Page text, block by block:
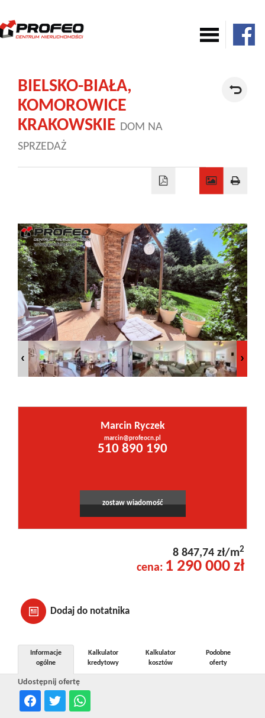
Nowe
Inwestycje
PROMOCJE
WYŁĄCZNOŚĆ
Kontakt
BIELSKO-BIAŁA,
KOMOROWICE
KRAKOWSKIE DOM NA
SPRZEDAŻ
Marcin Ryczek
marcin@profeocn.pl
510 890 190
zostaw wiadomość
8 847,74 zł/m2
cena: 1 290 000 zł
Dodaj do notatnika
Udostępnij ofertę
Informacje
ogólne
Kalkulator
kredytowy
Kalkulator
kosztów
Podobne
oferty